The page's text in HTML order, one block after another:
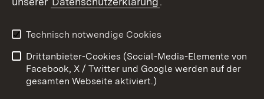
Kontakt
Datenschutz
Barrierefreiheit
Impressum Cookies
Technisch notwendige Cookies
Drittanbieter-Cookies (Social-Media-Elemente von
Facebook, X / Twitter und Google werden auf der
gesamten Webseite aktiviert.)